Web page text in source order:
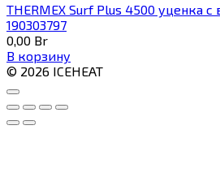
THERMEX Surf Plus 4500 уценка
190303797
0,00 Br
В корзину
© 2026 ICEHEAT